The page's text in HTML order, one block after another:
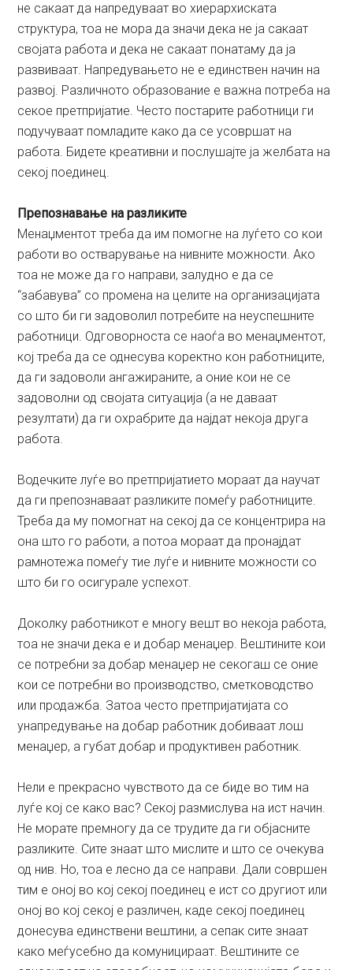
не сакаат да напредуваат во хиерархиската
структура, тоа не мора да значи дека не ја сакаат
својата работа и дека не сакаат понатаму да ја
развиваат. Напредувањето не е единствен начин на
развој. Различното образование е важна потреба на
секое претпријатие. Често постарите работници ги
подучуваат помладите како да се усовршат на
работа. Бидете креативни и послушајте ја желбата на
секој поединец.
Препознавање на разликите
Менаџментот треба да им помогне на луѓето со кои
работи во остварување на нивните можности. Ако
тоа не може да го направи, залудно е да се
“забавува” со промена на целите на организацијата
со што би ги задоволил потребите на неуспешните
работници. Одговорноста се наоѓа во менаџментот,
кој треба да се однесува коректно кон работниците,
да ги задоволи ангажираните, а оние кои не се
задоволни од својата ситуација (а не даваат
резултати) да ги охрабрите да најдат некоја друга
работа.
Водечките луѓе во претпријатието мораат да научат
да ги препознаваат разликите помеѓу работниците.
Треба да му помогнат на секој да се концентрира на
она што го работи, а потоа мораат да пронајдат
рамнотежа помеѓу тие луѓе и нивните можности со
што би го осигурале успехот.
Доколку работникот е многу вешт во некоја работа,
тоа не значи дека е и добар менаџер. Вештините кои
се потребни за добар менаџер не секогаш се оние
кои се потребни во производство, сметководство
или продажба. Затоа често претпријатијата со
унапредување на добар работник добиваат лош
менаџер, а губат добар и продуктивен работник.
Нели е прекрасно чувството да се биде во тим на
луѓе кој се како вас? Секој размислува на ист начин.
Не морате премногу да се трудите да ги објасните
разликите. Сите знаат што мислите и што се очекува
од нив. Но, тоа е лесно да се направи. Дали совршен
тим е оној во кој секој поединец е ист со другиот или
оној во кој секој е различен, каде секој поединец
донесува единствени вештини, а сепак сите знаат
како меѓусебно да комуницираат. Вештините се